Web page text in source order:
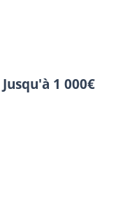
Jusqu'à 1 000€